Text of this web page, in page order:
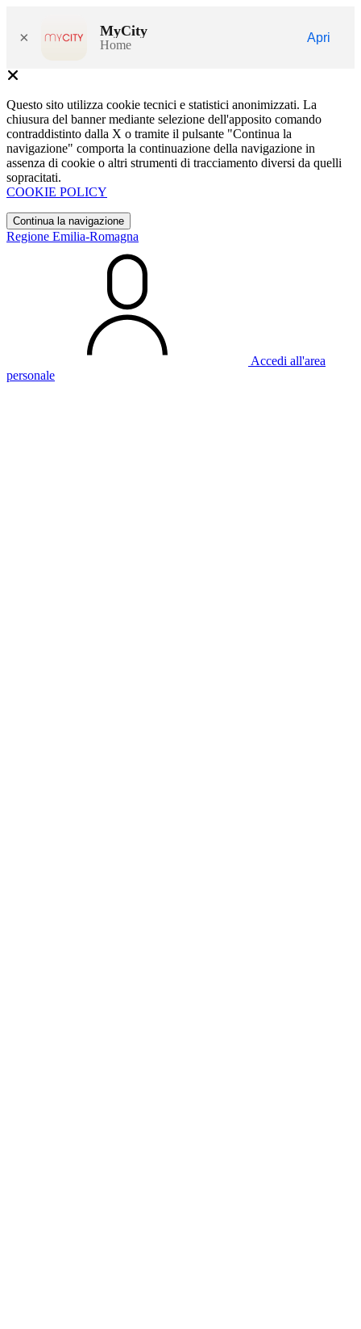
× MyCity
Home
Apri
Questo sito utilizza cookie tecnici e statistici anonimizzati. La
chiusura del banner mediante selezione dell'apposito comando
contraddistinto dalla X o tramite il pulsante "Continua la
navigazione" comporta la continuazione della navigazione in
assenza di cookie o altri strumenti di tracciamento diversi da quelli
sopracitati.
COOKIE POLICY
Continua la navigazione
Regione Emilia-Romagna
Accedi all'area
personale